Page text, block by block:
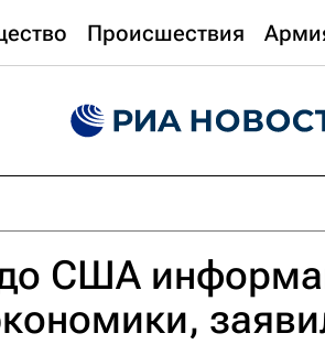
Происшествия
до США